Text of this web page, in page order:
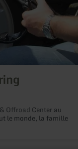
Offroad Center au
le monde, la famille